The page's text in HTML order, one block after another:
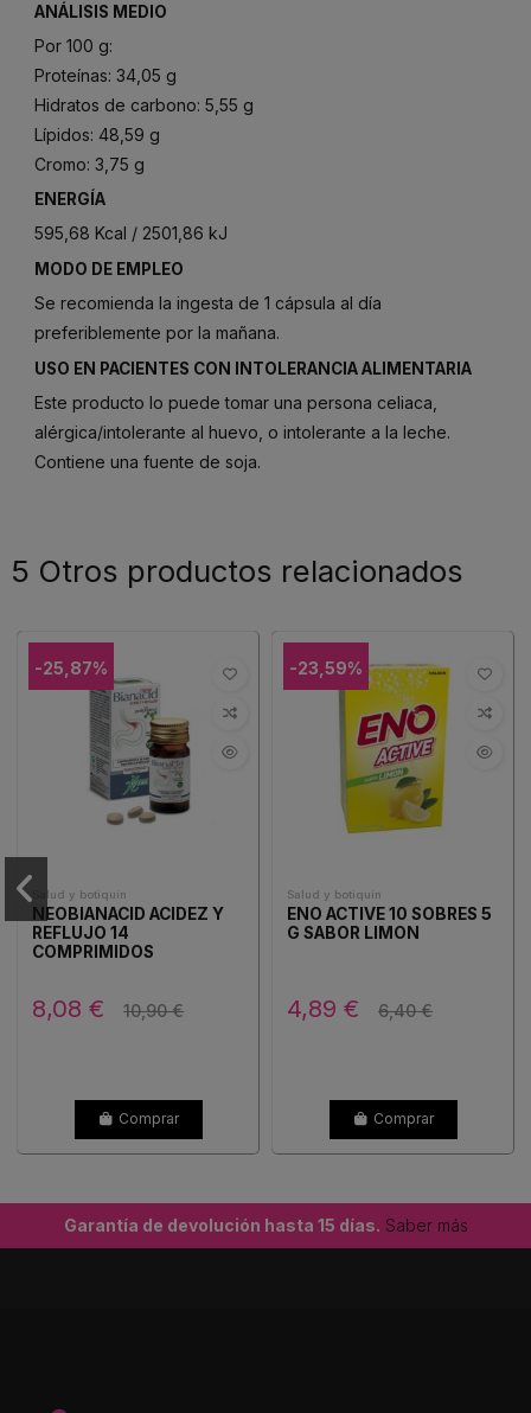
ANÁLISIS MEDIO
Por 100 g:
Proteínas: 34,05 g
Hidratos de carbono: 5,55 g
Lípidos: 48,59 g
Cromo: 3,75 g
ENERGÍA
595,68 Kcal / 2501,86 kJ
MODO DE EMPLEO
Se recomienda la ingesta de 1 cápsula al día
preferiblemente por la mañana.
USO EN PACIENTES CON INTOLERANCIA ALIMENTARIA
Este producto lo puede tomar una persona celiaca,
alérgica/intolerante al huevo, o intolerante a la leche.
Contiene una fuente de soja.
5 Otros productos relacionados
-25,87%
Salud y botiquín
NEOBIANACID ACIDEZ Y
REFLUJO 14
COMPRIMIDOS
8,08 € 10,90 €
Comprar
-23,59%
Salud y botiquín
ENO ACTIVE 10 SOBRES 5
G SABOR LIMON
4,89 € 6,40 €
Comprar
Garantía de devolución hasta 15 días. Saber más